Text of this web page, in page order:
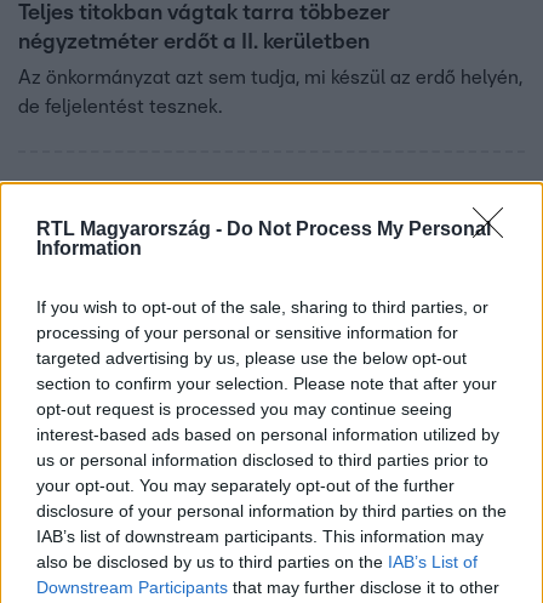
RTL Magyarország - Do Not Process My Personal
Information
If you wish to opt-out of the sale, sharing to third parties, or
processing of your personal or sensitive information for
targeted advertising by us, please use the below opt-out
section to confirm your selection. Please note that after your
opt-out request is processed you may continue seeing
interest-based ads based on personal information utilized by
us or personal information disclosed to third parties prior to
your opt-out. You may separately opt-out of the further
disclosure of your personal information by third parties on the
IAB’s list of downstream participants. This information may
also be disclosed by us to third parties on the IAB’s List of
Downstream Participants that may further disclose it to other
Teljes titokban vágtak tarra többezer
négyzetméter erdőt a II. kerületben
Az önkormányzat azt sem tudja, mi készül az erdő helyén,
de feljelentést tesznek.
1:01
2023. november 18. 19:15
Krusovszky Dénes: Nagyon elkezdett izgatni ez a
történet
Krusovszky Dénes egy olyan pillanatot szeretett volna